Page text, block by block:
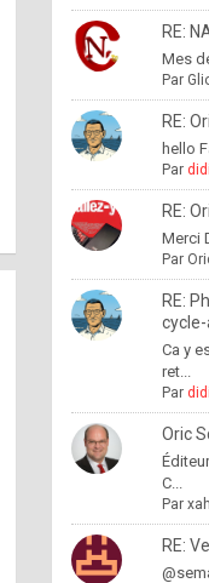
RE:
Mes
Par
RE:
hello
Par
RE:
Merci
Par
RE:
Ca y
ret...
Par
Oric
C...
Par
RE: